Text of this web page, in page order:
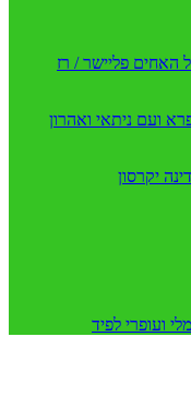
האחים פליישר / רז
ועם ניתאי ואהרון
יקרסון
ועופרי לפיד